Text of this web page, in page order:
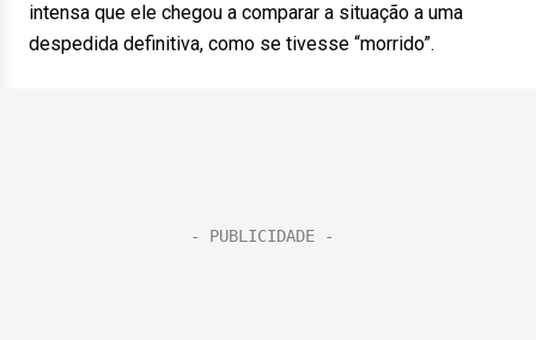
intensa que ele chegou a comparar a situação a uma
despedida definitiva, como se tivesse “morrido”.